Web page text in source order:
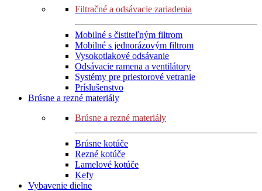
Filtračné a odsávacie zariadenia
Mobilné s čistiteľným filtrom
Mobilné s jednorázovým filtrom
Vysokotlakové odsávanie
Odsávacie ramena a ventilátory
Systémy pre priestorové vetranie
Príslušenstvo
Brúsne a rezné materiály
Brúsne a rezné materiály
Brúsne kotúče
Rezné kotúče
Lamelové kotúče
Kefy
Vybavenie dielne